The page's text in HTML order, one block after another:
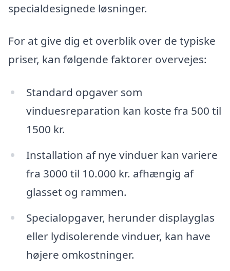
specialdesignede løsninger.
For at give dig et overblik over de typiske
priser, kan følgende faktorer overvejes:
Standard opgaver som
vinduesreparation kan koste fra 500 til
1500 kr.
Installation af nye vinduer kan variere
fra 3000 til 10.000 kr. afhængig af
glasset og rammen.
Specialopgaver, herunder displayglas
eller lydisolerende vinduer, kan have
højere omkostninger.